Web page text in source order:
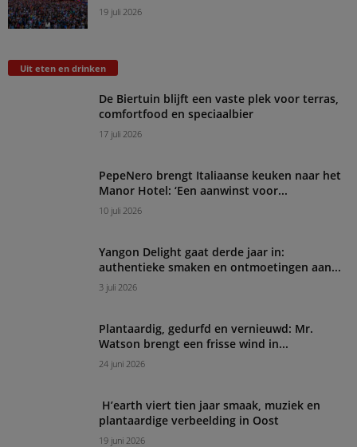
19 juli 2026
Uit eten en drinken
De Biertuin blijft een vaste plek voor terras,
comfortfood en speciaalbier
17 juli 2026
PepeNero brengt Italiaanse keuken naar het
Manor Hotel: ‘Een aanwinst voor...
10 juli 2026
Yangon Delight gaat derde jaar in:
authentieke smaken en ontmoetingen aan...
3 juli 2026
Plantaardig, gedurfd en vernieuwd: Mr.
Watson brengt een frisse wind in...
24 juni 2026
H’earth viert tien jaar smaak, muziek en
plantaardige verbeelding in Oost
19 juni 2026